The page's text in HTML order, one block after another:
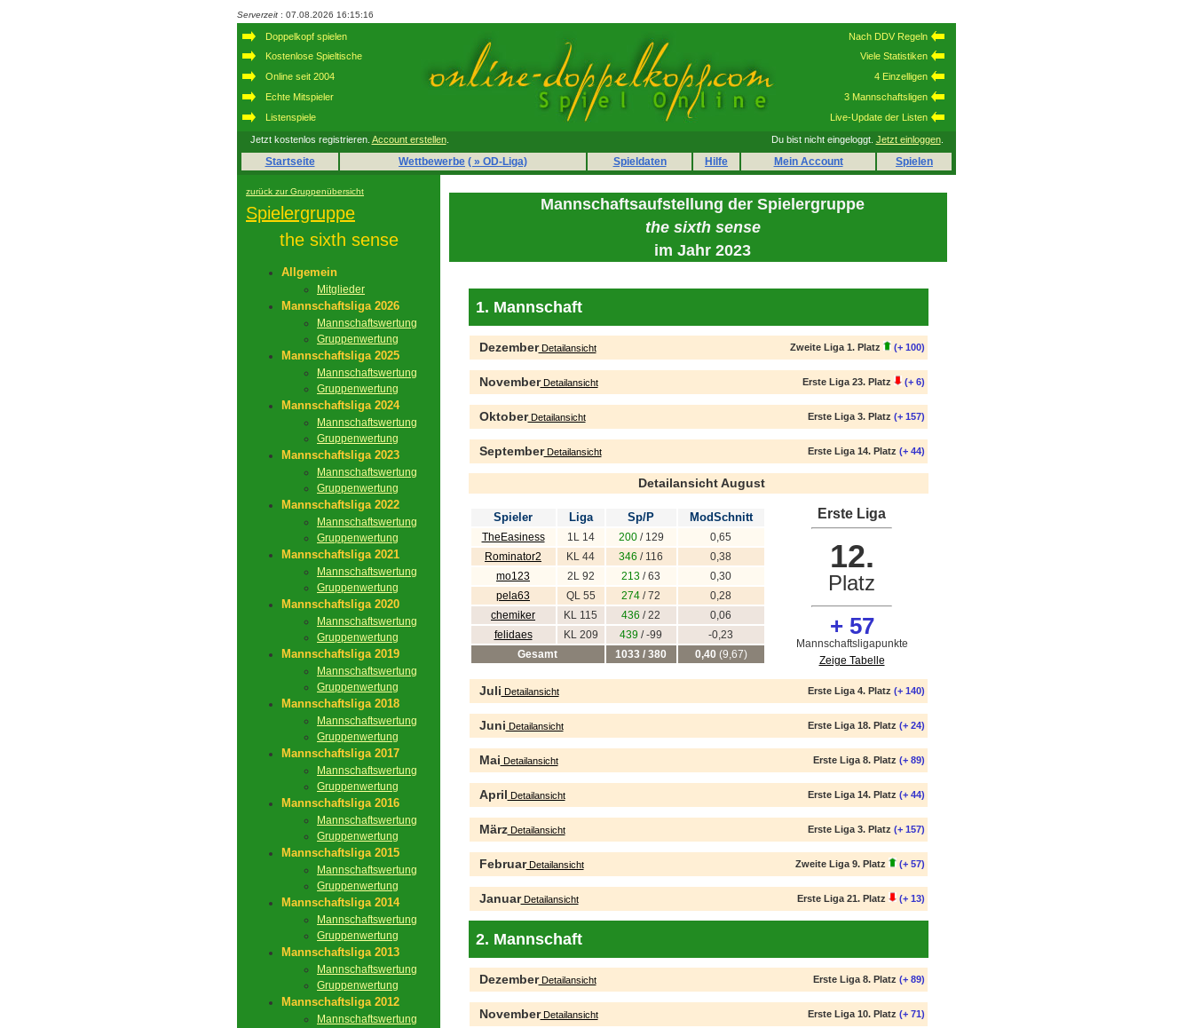
Serverzeit : 07.08.2026 16:15:16
Doppelkopf spielen
Kostenlose Spieltische
Online seit 2004
Echte Mitspieler
Listenspiele
Nach DDV Regeln
Viele Statistiken
4 Einzelligen
3 Mannschaftsligen
Live-Update der Listen
Jetzt kostenlos registrieren. Account erstellen. Du bist nicht eingeloggt. Jetzt einloggen.
Startseite Wettbewerbe ( » OD-Liga) Spieldaten Hilfe Mein Account Spielen
zurück zur Gruppenübersicht
Spielergruppe
the sixth sense
Allgemein
Mitglieder
Mannschaftsliga 2026
Mannschaftswertung
Gruppenwertung
Mannschaftsliga 2025
Mannschaftswertung
Gruppenwertung
Mannschaftsliga 2024
Mannschaftswertung
Gruppenwertung
Mannschaftsliga 2023
Mannschaftswertung
Gruppenwertung
Mannschaftsliga 2022
Mannschaftswertung
Gruppenwertung
Mannschaftsliga 2021
Mannschaftswertung
Gruppenwertung
Mannschaftsliga 2020
Mannschaftswertung
Gruppenwertung
Mannschaftsliga 2019
Mannschaftswertung
Gruppenwertung
Mannschaftsliga 2018
Mannschaftswertung
Gruppenwertung
Mannschaftsliga 2017
Mannschaftswertung
Gruppenwertung
Mannschaftsliga 2016
Mannschaftswertung
Gruppenwertung
Mannschaftsliga 2015
Mannschaftswertung
Gruppenwertung
Mannschaftsliga 2014
Mannschaftswertung
Gruppenwertung
Mannschaftsliga 2013
Mannschaftswertung
Gruppenwertung
Mannschaftsliga 2012
Mannschaftswertung
Mannschaftsaufstellung der Spielergruppe
the sixth sense
im Jahr 2023
1. Mannschaft
DezemberDetailansicht Zweite Liga 1. Platz (+ 100)
NovemberDetailansicht Erste Liga 23. Platz (+ 6)
OktoberDetailansicht Erste Liga 3. Platz (+ 157)
SeptemberDetailansicht Erste Liga 14. Platz (+ 44)
Detailansicht August
Spieler Liga Sp/P ModSchnitt
TheEasiness 1L 14 200/ 129
0,65
Rominator2
KL 44 346 / 116
0,38
mo123
2L 92 213 / 63
0,30
pela63
QL 55 274 / 72
0,28
chemiker
KL 115 436 / 22
0,06
felidaes
KL 209 439 / -99
-0,23
Gesamt
1033 / 380 0,40 (9,67)
Erste Liga
12.
Platz
+ 57
Mannschaftsligapunkte
Zeige Tabelle
Juli Detailansicht Erste Liga 4. Platz (+ 140)
Juni Detailansicht Erste Liga 18. Platz (+ 24)
Mai Detailansicht Erste Liga 8. Platz (+ 89)
April Detailansicht Erste Liga 14. Platz (+ 44)
MärzDetailansicht Erste Liga 3. Platz (+ 157)
FebruarDetailansicht Zweite Liga 9. Platz (+ 57)
JanuarDetailansicht Erste Liga 21. Platz (+ 13)
2. Mannschaft
DezemberDetailansicht Erste Liga 8. Platz (+ 89)
NovemberDetailansicht Erste Liga 10. Platz (+ 71)